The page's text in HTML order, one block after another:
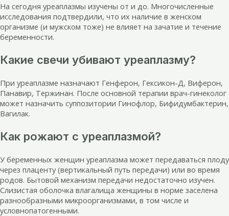
На сегодня уреаплазмы изучены от и до. Многочисленные
исследования подтвердили, что их наличие в женском
организме (и мужском тоже) не влияет на зачатие и течение
беременности.
Какие свечи убивают уреаплазму?
При уреаплазме назначают Генферон, Гексикон-Д, Виферон,
Панавир, Тержинан. После основной терапии врач-гинеколог
может назначить суппозитории Гинофлор, Бифидумбактерин,
Вагилак.
Как рожают с уреаплазмой?
У беременных женщин уреаплазма может передаваться плоду
через плаценту (вертикальный путь передачи) или во время
родов. Бытовой механизм передачи недостаточно изучен.
Слизистая оболочка влагалища женщины в норме заселена
разнообразными микроорганизмами, в том числе и
условнопатогенными.